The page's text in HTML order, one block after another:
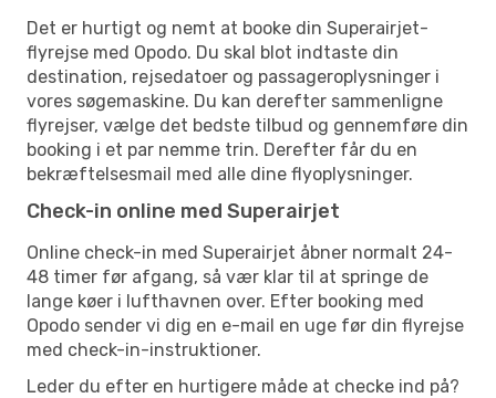
Det er hurtigt og nemt at booke din Superairjet-
flyrejse med Opodo. Du skal blot indtaste din
destination, rejsedatoer og passageroplysninger i
vores søgemaskine. Du kan derefter sammenligne
flyrejser, vælge det bedste tilbud og gennemføre din
booking i et par nemme trin. Derefter får du en
bekræftelsesmail med alle dine flyoplysninger.
Check-in online med Superairjet
Online check-in med Superairjet åbner normalt 24-
48 timer før afgang, så vær klar til at springe de
lange køer i lufthavnen over. Efter booking med
Opodo sender vi dig en e-mail en uge før din flyrejse
med check-in-instruktioner.
Leder du efter en hurtigere måde at checke ind på?